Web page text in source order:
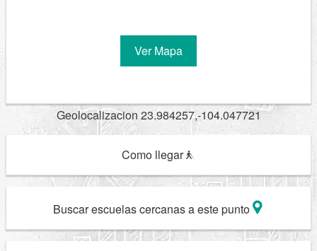
Ver Mapa
Geolocalizacion 23.984257,-104.047721
Como llegar
Buscar escuelas cercanas a este punto